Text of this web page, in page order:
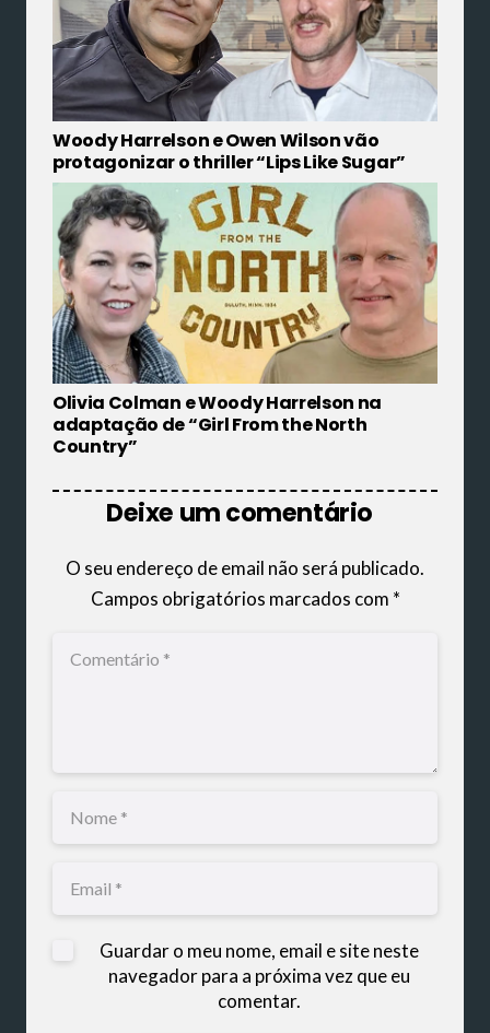
Woody Harrelson e Owen Wilson vão
protagonizar o thriller “Lips Like Sugar”
Olivia Colman e Woody Harrelson na
adaptação de “Girl From the North
Country”
Deixe um comentário
O seu endereço de email não será publicado.
Campos obrigatórios marcados com *
Guardar o meu nome, email e site neste
navegador para a próxima vez que eu
comentar.